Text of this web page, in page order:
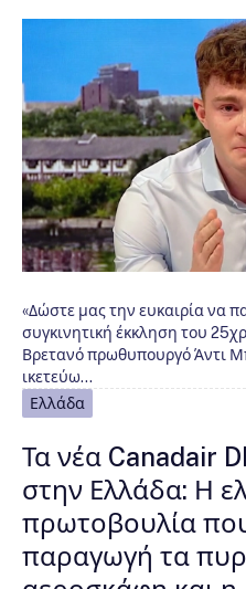
«Δώστε μας την ευκαιρία να
συγκινητική έκκληση του
Βρετανό πρωθυπουργό Άντι
ικετεύω…
Ελλάδα
Τα νέα Canadair
στην Ελλάδα: Η
πρωτοβουλία
παραγωγή τα